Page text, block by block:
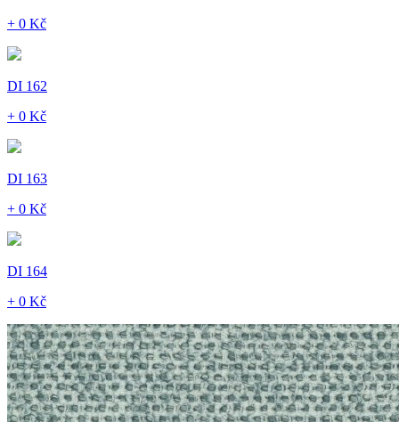
+ 0 Kč
DI 162
+ 0 Kč
DI 163
+ 0 Kč
DI 164
+ 0 Kč